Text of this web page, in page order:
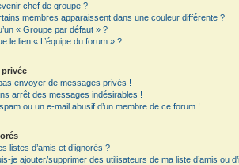
chef de groupe ?
membres apparaissent dans une couleur différente ?
« Groupe par défaut » ?
le lien « L’équipe du forum » ?
privée
envoyer de messages privés !
arrêt des messages indésirables !
ou un e-mail abusif d’un membre de ce forum !
listes d’amis et d’ignorés ?
je ajouter/supprimer des utilisateurs de ma liste d’amis ou